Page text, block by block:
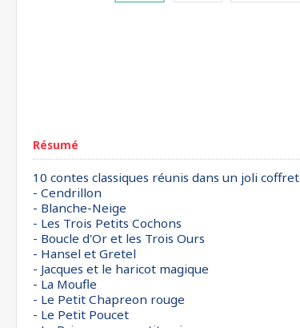
Résumé
10 contes classiques réunis dans un joli coffret
- Cendrillon
- Blanche-Neige
- Les Trois Petits Cochons
- Boucle d'Or et les Trois Ours
- Hansel et Gretel
- Jacques et le haricot magique
- La Moufle
- Le Petit Chapreon rouge
- Le Petit Poucet